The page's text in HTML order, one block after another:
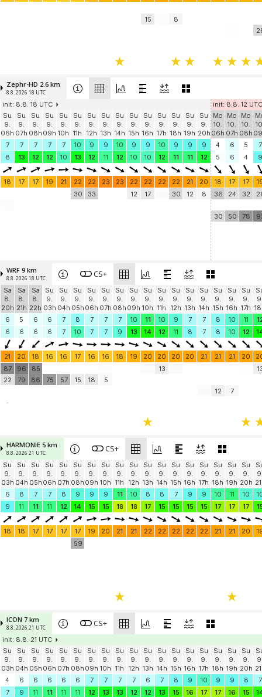
15
8
Zephr-HD 2.6 km
8.8. 2026 18 UTC
init: 8.8. 18 UTC
init: 8.8. 12 UTC
Su
9.
06h
Su
9.
07h
Su
9.
08h
Su
9.
09h
Su
9.
10h
Su
9.
11h
Su
9.
12h
Su
9.
13h
Su
9.
14h
Su
9.
15h
Su
9.
16h
Su
9.
17h
Su
9.
18h
Su
9.
19h
Su
9.
20h
Mo
10.
06h
Mo
10.
07h
Mo
10.
08h
7
7 7 7 7 10 9 9 10 9 9 10 9 9 9 4 6 5
7
8
13 12 12 10 13 12 11 12 10 10 12 11 11 12 5 6 4 9
18 17 17 19 21 22 22 23 23 22 22 22 22 21 20 18 17 17
30
33 12 17 30 12 8 36
30
24
50
32
78
WRF 9 km
8.8. 2026 18 UTC CS+
Sa
8.
20h
Sa
8.
21h
Sa
8.
22h
Su
9.
03h
Su
9.
04h
Su
9.
05h
Su
9.
06h
Su
9.
07h
Su
9.
08h
Su
9.
09h
Su
9.
10h
Su
9.
11h
Su
9.
12h
Su
9.
13h
Su
9.
14h
Su
9.
15h
Su
9.
16h
Su
9.
17h
6
5 6 6 7 8 7 7 7 10 11 10 9 7 7 8 10 11
6
6 6 6 7 10 7 7 9 13 14 12 11 8 7 8 10 12
21 20 18 16 16 17 16 16 18 19 20 20 20 20 21 21 21 20
87
22
96
79
85
86
75 57 15 18 5
13
12 7
-
HARMONIE 5 km
8.8. 2026 21 UTC CS+
Su
9.
03h
Su
9.
04h
Su
9.
05h
Su
9.
06h
Su
9.
07h
Su
9.
08h
Su
9.
09h
Su
9.
10h
Su
9.
11h
Su
9.
12h
Su
9.
13h
Su
9.
14h
Su
9.
15h
Su
9.
16h
Su
9.
17h
Su
9.
18h
Su
9.
19h
Su
9.
20h
6
8 7 7 8 9 9 9 11 10 8 8 7 9 9 10 11 10
9
11 11 11 12 14 15 15 18 18 17 15 15 15 15 17 17 17
18 18 17 17 17 17 19 20 21 21 22 22 22 22 22 21 21 20
59
ICON 7 km
8.8. 2026 21 UTC CS+
init: 8.8. 21 UTC
Su
9.
03h
Su
9.
04h
Su
9.
05h
Su
9.
06h
Su
9.
07h
Su
9.
08h
Su
9.
09h
Su
9.
10h
Su
9.
11h
Su
9.
12h
Su
9.
13h
Su
9.
14h
Su
9.
15h
Su
9.
16h
Su
9.
17h
Su
9.
18h
Su
9.
19h
Su
9.
20h
4
6 6 6 6 6 7 7 7 7 6 7 8 9 10 9 9 8
7
7
9 11 11 11 11 12 13 13 12 12 13 15 16 17 17 16 15